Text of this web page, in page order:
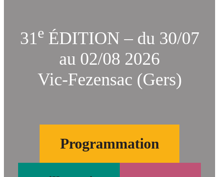
31eÉDITION – du 30/07
au 02/08 2026
Vic-Fezensac (Gers)
Programmation